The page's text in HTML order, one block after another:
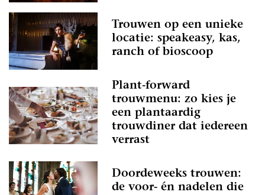
Trouwen op een unieke
locatie: speakeasy, kas,
ranch of bioscoop
Plant-forward
trouwmenu: zo kies je
een plantaardig
trouwdiner dat iedereen
verrast
Doordeweeks trouwen:
de voor- én nadelen die